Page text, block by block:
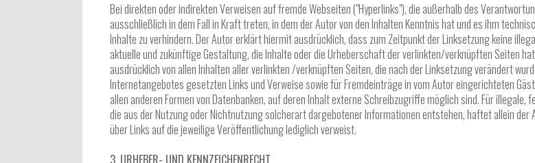
Bei direkten oder indirekten Verweisen auf fremde Webseiten ("Hyperlinks"), die außerhalb des
ausschließlich in dem Fall in Kraft treten, in dem der Autor von den Inhalten Kenntnis hat und es ihm
Inhalte zu verhindern. Der Autor erklärt hiermit ausdrücklich, dass zum Zeitpunkt der Linksetzung keine
aktuelle und zukünftige Gestaltung, die Inhalte oder die Urheberschaft der verlinkten/verknüpften Seiten
ausdrücklich von allen Inhalten aller verlinkten /verknüpften Seiten, die nach der Linksetzung verändert
Internetangebotes gesetzten Links und Verweise sowie für Fremdeinträge in vom Autor eingerichteten
allen anderen Formen von Datenbanken, auf deren Inhalt externe Schreibzugriffe möglich sind. Für
die aus der Nutzung oder Nichtnutzung solcherart dargebotener Informationen entstehen, haftet allein
über Links auf die jeweilige Veröffentlichung lediglich verweist.
3. URHEBER- UND KENNZEICHENRECHT